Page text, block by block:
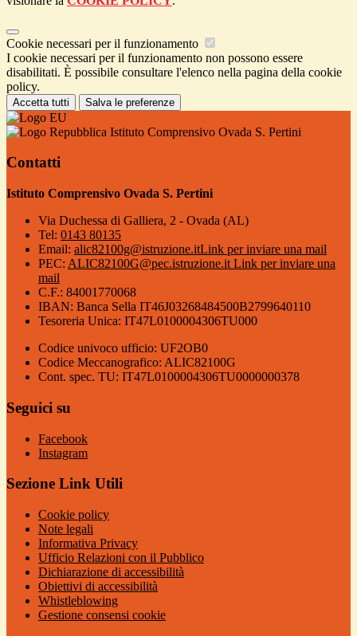
Cookie necessari per il funzionamento
I cookie necessari per il funzionamento non possono essere
disabilitati. È possibile consultare l'elenco nella pagina della cookie
policy.
Accetta tutti Salva le preferenze
Istituto Comprensivo Ovada S. Pertini
Contatti
Istituto Comprensivo Ovada S. Pertini
Via Duchessa di Galliera, 2 - Ovada (AL)
Tel: 0143 80135
Email: alic82100g@istruzione.itLink per inviare una mail
PEC: ALIC82100G@pec.istruzione.it Link per inviare una
mail
C.F.: 84001770068
IBAN: Banca Sella IT46J03268484500B2799640110
Tesoreria Unica: IT47L0100004306TU000
Codice univoco ufficio: UF2OB0
Codice Meccanografico: ALIC82100G
Cont. spec. TU: IT47L0100004306TU0000000378
Seguici su
Facebook
Instagram
Sezione Link Utili
Cookie policy
Note legali
Informativa Privacy
Ufficio Relazioni con il Pubblico
Dichiarazione di accessibilità
Obiettivi di accessibilità
Whistleblowing
Gestione consensi cookie